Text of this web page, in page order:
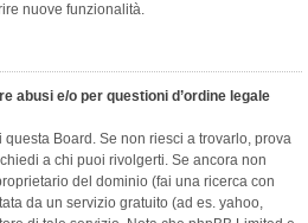
nuove funzionalità.
abusi e/o per questioni d’ordine legale
questa Board. Se non riesci a trovarlo, prova
a chi puoi rivolgerti. Se ancora non
del dominio (fai una ricerca con
da un servizio gratuito (ad es. yahoo,